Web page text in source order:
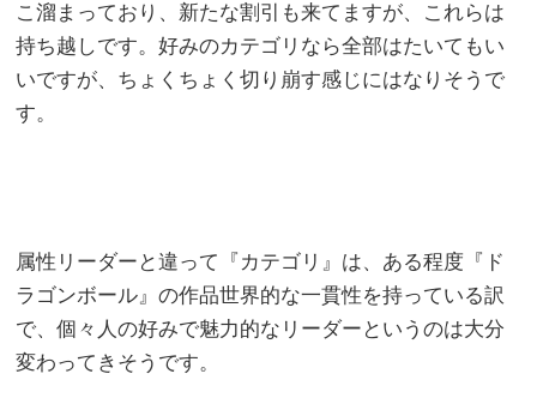
こ溜まっており、新たな割引も来てますが、これらは
持ち越しです。好みのカテゴリなら全部はたいてもい
いですが、ちょくちょく切り崩す感じにはなりそうで
す。
属性リーダーと違って『カテゴリ』は、ある程度『ド
ラゴンボール』の作品世界的な一貫性を持っている訳
で、個々人の好みで魅力的なリーダーというのは大分
変わってきそうです。